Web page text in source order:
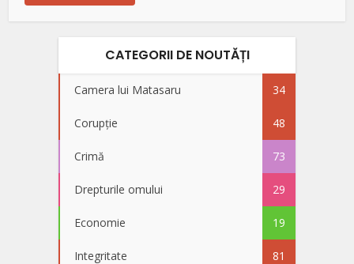
CATEGORII DE NOUTĂȚI
Camera lui Matasaru 34
Corupție 48
Crimă 73
Drepturile omului 29
Economie 19
Integritate 81